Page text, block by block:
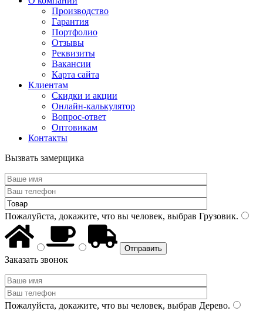
Производство
Гарантия
Портфолио
Отзывы
Реквизиты
Вакансии
Карта сайта
Клиентам
Скидки и акции
Онлайн-калькулятор
Вопрос-ответ
Оптовикам
Контакты
Вызвать замерщика
Пожалуйста, докажите, что вы человек, выбрав Грузовик.
Заказать звонок
Пожалуйста, докажите, что вы человек, выбрав Дерево.